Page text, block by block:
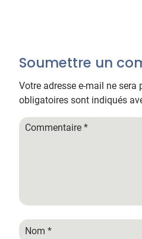
Soumettre un
Votre adresse e-mail ne sera
obligatoires sont indiqués